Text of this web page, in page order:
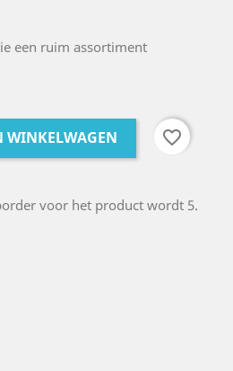
een ruim assortiment
WINKELWAGEN favorite_border
voor het product wordt 5.